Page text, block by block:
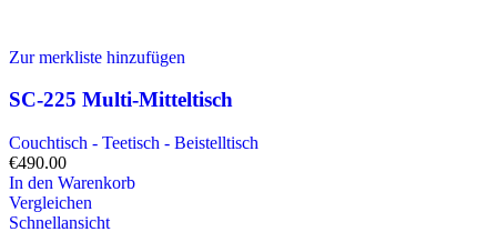
Zur merkliste hinzufügen
SC-225 Multi-Mitteltisch
Couchtisch - Teetisch - Beistelltisch
€490.00
In den Warenkorb
Vergleichen
Schnellansicht